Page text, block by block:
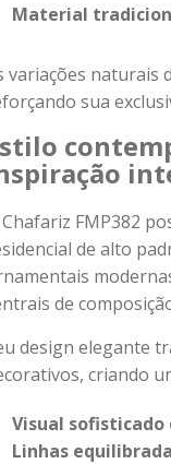
Material
variações naturais
sua
FMP382
de alto
de
design elegante
criando
Visual
Linhas